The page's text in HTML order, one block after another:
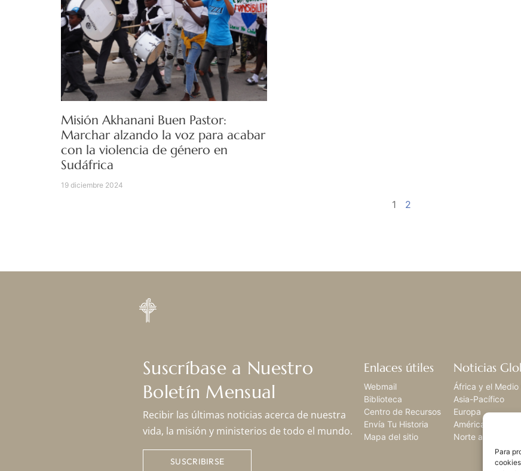
Para
Misión Akhanani Buen Pastor:
Marchar alzando la voz para acabar
con la violencia de género en
Sudáfrica
19 diciembre 2024
1 2
Suscríbase a Nuestro
Boletín Mensual
Recibir las últimas noticias acerca de nuestra
vida, la misión y ministerios de todo el mundo.
SUSCRIBIRSE
Enlaces útiles
Webmail
Biblioteca
Centro de Recursos
Envía Tu Historia
Mapa del sitio
Noticias
África y el Medio
Asia-Pacífico
Europa
América Latina,
Norte américa